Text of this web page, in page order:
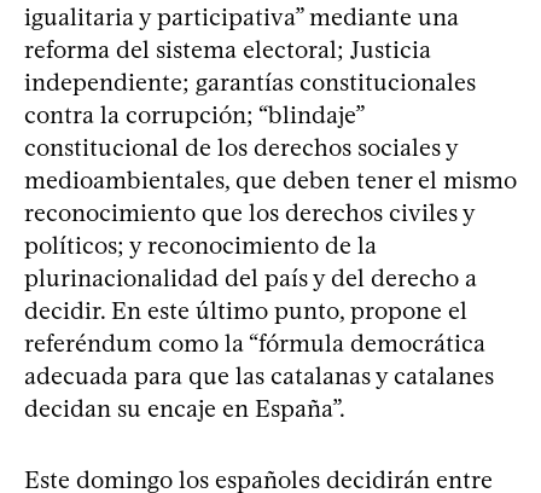
igualitaria y participativa” mediante una
reforma del sistema electoral; Justicia
independiente; garantías constitucionales
contra la corrupción; “blindaje”
constitucional de los derechos sociales y
medioambientales, que deben tener el mismo
reconocimiento que los derechos civiles y
políticos; y reconocimiento de la
plurinacionalidad del país y del derecho a
decidir. En este último punto, propone el
referéndum como la “fórmula democrática
adecuada para que las catalanas y catalanes
decidan su encaje en España”.
Este domingo los españoles decidirán entre